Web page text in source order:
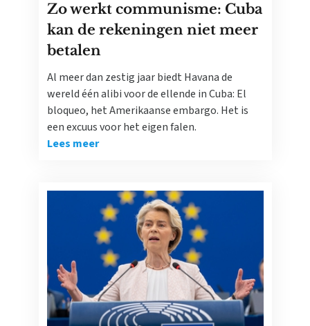
Zo werkt communisme: Cuba
kan de rekeningen niet meer
betalen
Al meer dan zestig jaar biedt Havana de
wereld één alibi voor de ellende in Cuba: El
bloqueo, het Amerikaanse embargo. Het is
een excuus voor het eigen falen.
Lees meer